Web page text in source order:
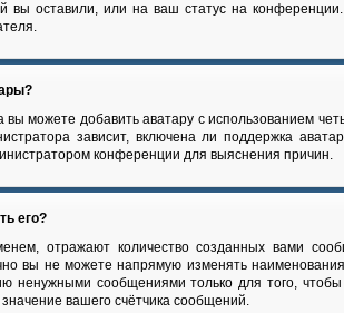
вы оставили, или на ваш статус на
можете добавить аватару с использованием
зависит, включена ли поддержка
конференции для выяснения причин.
его?
отражают количество созданных вами
вы не можете напрямую изменять
ненужными сообщениями только для того,
вашего счётчика сообщений.